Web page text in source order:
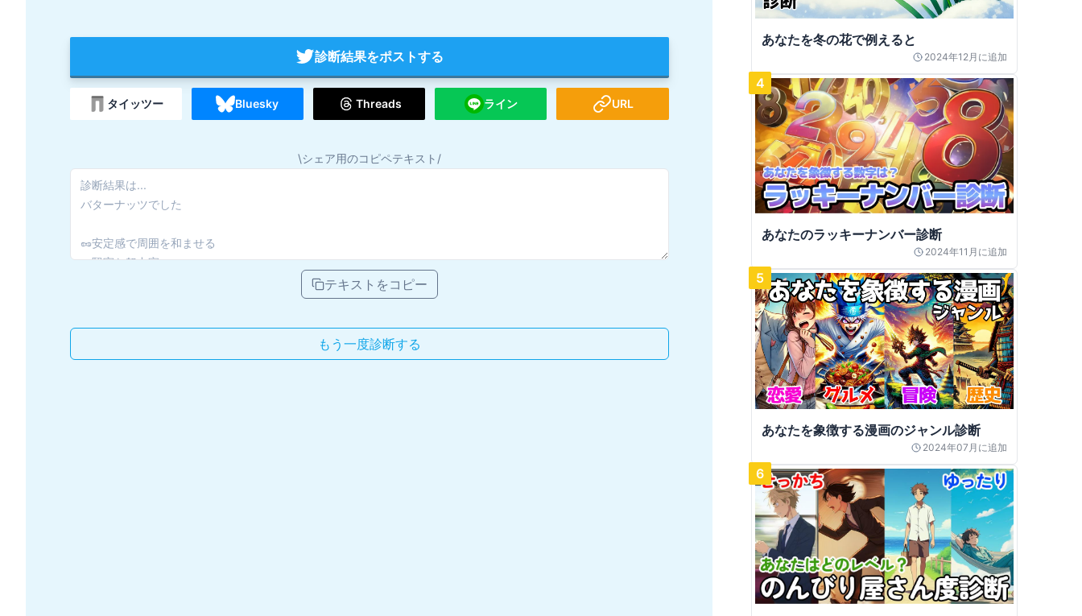
診断結果をポストする
タイッツー Bluesky Threads ライン URL
\シェア用のコピペテキスト/
テキストをコピー
もう一度診断する
あなたを冬の花で例えると
2024年12月 に追加
4
あなたのラッキーナンバー診断
2024年11月 に追加
5
あなたを象徴する漫画のジャンル診断
2024年07月 に追加
6